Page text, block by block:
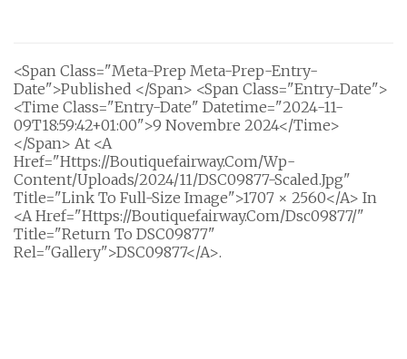
<span Class="meta-Prep Meta-Prep-Entry-
Date">Published </span> <span Class="entry-Date">
<time Class="entry-Date" Datetime="2024-11-
09T18:59:42+01:00">9 Novembre 2024</time>
</span> At <a
Href="https://boutiquefairway.com/wp-
Content/uploads/2024/11/DSC09877-Scaled.jpg"
Title="Link To Full-Size Image">1707 × 2560</a> In
<a Href="https://boutiquefairway.com/dsc09877/"
Title="Return To DSC09877"
Rel="gallery">DSC09877</a>.